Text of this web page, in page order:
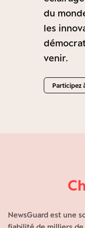
du
les
venir.
Participez
NewsGuard est une